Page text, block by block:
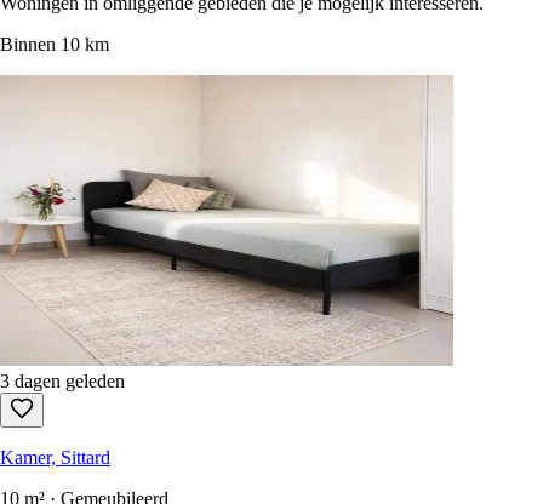
15 seconden gescand.
Gratis registreren
Momenteel geen woningen in Echt-susteren.
Woningen in de buurt
Woningen in omliggende gebieden die je mogelijk interesseren.
Binnen 10 km